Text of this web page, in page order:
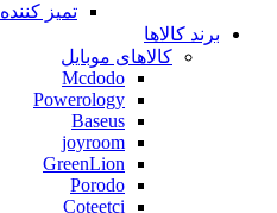
تمیز کننده
برند کالاها
کالاهای موبایل
Mcdodo
Powerology
Baseus
joyroom
GreenLion
Porodo
Coteetci